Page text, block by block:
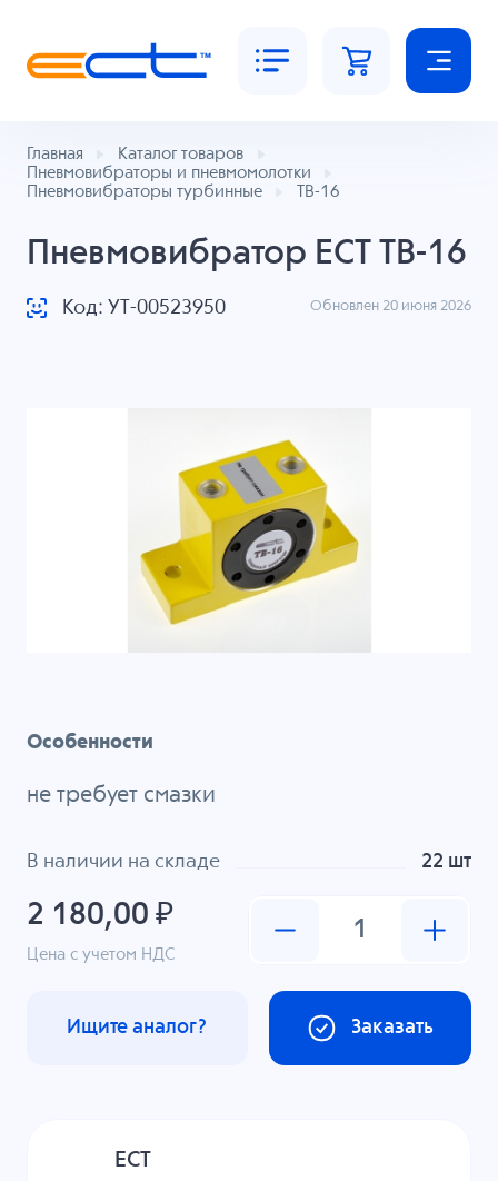
Главная
Каталог товаров
Пневмовибраторы и пневмомолотки
Пневмовибраторы турбинные
ТВ-16
Пневмовибратор ECT ТВ-16
Код: УТ-00523950 Обновлен 20 июня 2026
Особенности
не требует смазки
В наличии на складе 22 шт
2 180,00 ₽
Цена с учетом НДС
Заказать
Ищите аналог?
ECT